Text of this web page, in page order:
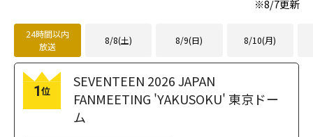
※8/7更新
24時間以内
放送
8/8(土) 8/9(日) 8/10(月)
1位
SEVENTEEN 2026 JAPAN
FANMEETING 'YAKUSOKU' 東京ドー
ム